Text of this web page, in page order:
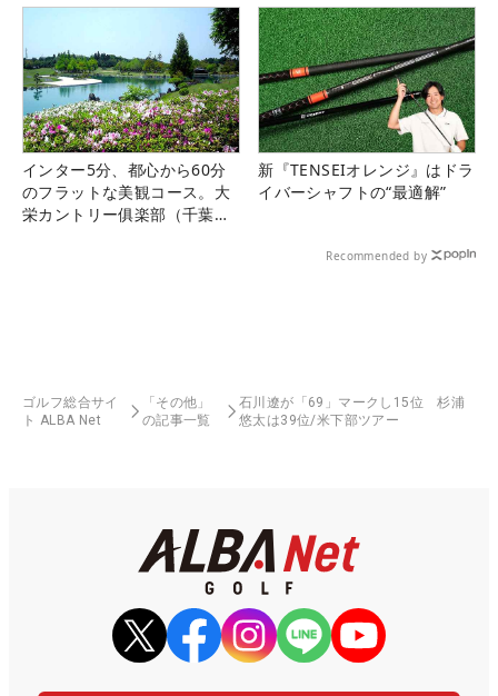
インター5分、都心から60分
のフラットな美観コース。大
栄カントリー俱楽部（千葉
新『TENSEIオレンジ』はドラ
イバーシャフトの“最適解”
Recommended by
ゴルフ総合サイ
ト ALBA Net
「その他」
の記事一覧
石川遼が「69」マークし15位 杉浦
悠太は39位/米下部ツアー